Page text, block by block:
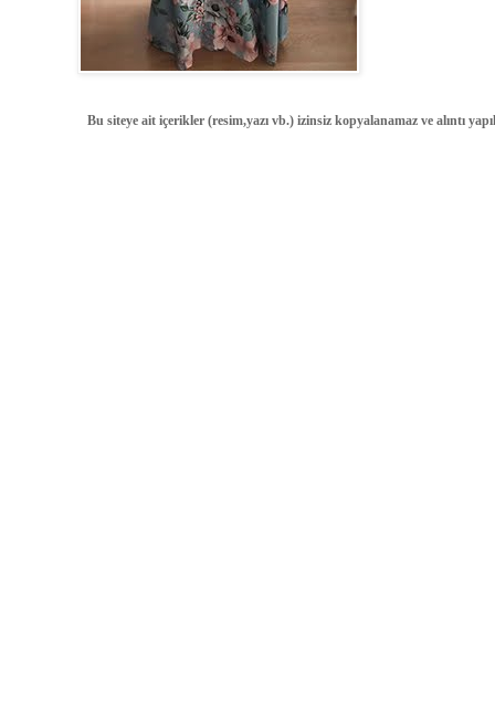
Bu siteye ait içerikler (resim,yazı vb.) izinsiz kopyalanamaz ve alıntı